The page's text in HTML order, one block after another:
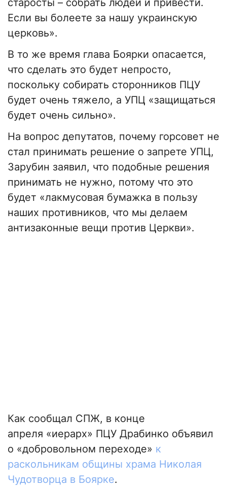
старосты – собрать людей и привести.
Если вы болеете за нашу украинскую
церковь».
В то же время глава Боярки опасается,
что сделать это будет непросто,
поскольку собирать сторонников ПЦУ
будет очень тяжело, а УПЦ «защищаться
будет очень сильно».
На вопрос депутатов, почему горсовет не
стал принимать решение о запрете УПЦ,
Зарубин заявил, что подобные решения
принимать не нужно, потому что это
будет «лакмусовая бумажка в пользу
наших противников, что мы делаем
антизаконные вещи против Церкви».
Как сообщал СПЖ, в конце
апреля «иерарх» ПЦУ Драбинко объявил
о «добровольном переходе» к
раскольникам общины храма Николая
Чудотворца в Боярке.